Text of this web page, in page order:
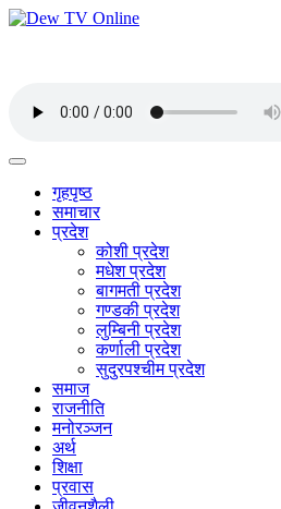
गृहपृष्ठ
समाचार
प्रदेश
कोशी प्रदेश
मधेश प्रदेश
बागमती प्रदेश
गण्डकी प्रदेश
लुम्बिनी प्रदेश
कर्णाली प्रदेश
सुदुरपश्चीम प्रदेश
समाज
राजनीति
मनोरञ्जन
अर्थ
शिक्षा
प्रवास